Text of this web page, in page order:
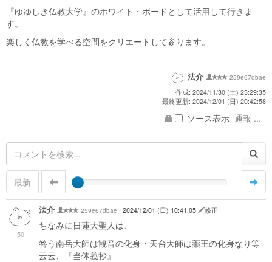
『ゆゆしき仏教大学』のホワイト・ボードとして活用して行きま
す。
楽しく仏教を学べる空間をクリエートして参ります。
法介
259e67dbae
作成: 2024/11/30 (土) 23:29:35
最終更新: 2024/12/01 (日) 20:42:58
ソース表示 通報 ...
最新
50
法介 259e67dbae 2024/12/01 (日) 10:41:05 修正
ちなみに日蓮大聖人は、
答う南岳大師は観音の化身・天台大師は薬王の化身なり等
云云、『当体義抄』